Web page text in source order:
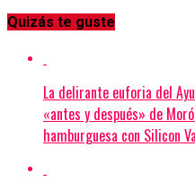
Quizás te guste
La delirante euforia del
«antes y después» de
hamburguesa con Silicon